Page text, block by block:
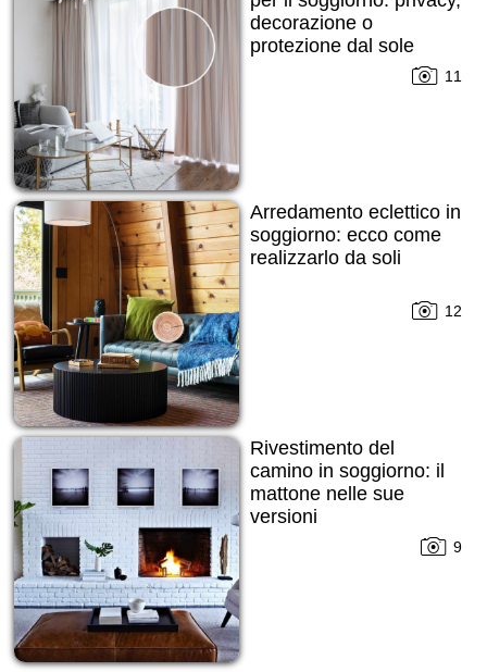
decorazione o
protezione dal sole
11
Arredamento eclettico in
soggiorno: ecco come
realizzarlo da soli
12
Rivestimento del
camino in soggiorno: il
mattone nelle sue
versioni
9